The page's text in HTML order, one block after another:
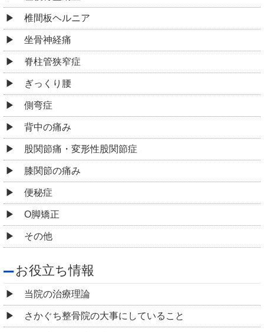
椎間板ヘルニア
坐骨神経痛
脊柱管狭窄症
ぎっくり腰
側弯症
背中の痛み
股関節痛・変形性股関節症
膝関節の痛み
便秘症
O脚矯正
その他
お役立ち情報
当院の治療理論
さかぐち整骨院の大事にしていること